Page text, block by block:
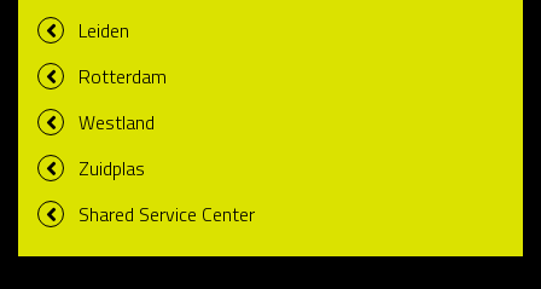
Leiden
Rotterdam
Westland
Zuidplas
Shared Service Center